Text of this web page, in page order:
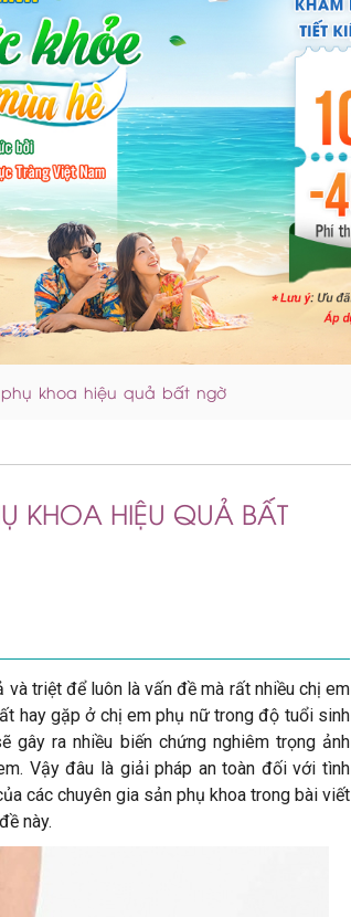
khoa hiệu quả bất ngờ
KHOA HIỆU QUẢ BẤT
và triệt để luôn là vấn đề mà rất nhiều chị em
hay gặp ở chị em phụ nữ trong độ tuổi sinh
gây ra nhiều biến chứng nghiêm trọng ảnh
Vậy đâu là giải pháp an toàn đối với tình
các chuyên gia sản phụ khoa trong bài viết
này.